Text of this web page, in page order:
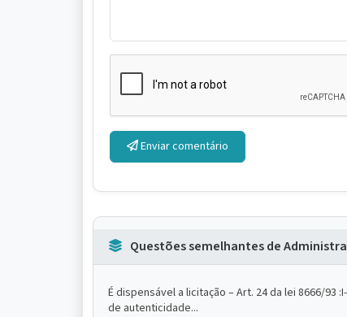
Enviar comentário
Questões semelhantes de
É dispensável a licitação – Art. 24 da lei 8666/
de autenticidade...